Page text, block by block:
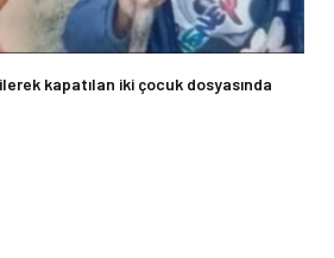
kapatılan iki çocuk dosyasında